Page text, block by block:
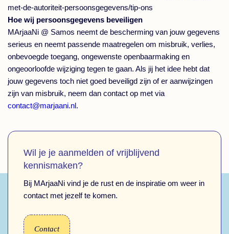
met-de-autoriteit-persoonsgegevens/tip-ons
Hoe wij persoonsgegevens beveiligen
MArjaaNi @ Samos neemt de bescherming van jouw gegevens
serieus en neemt passende maatregelen om misbruik, verlies,
onbevoegde toegang, ongewenste openbaarmaking en
ongeoorloofde wijziging tegen te gaan. Als jij het idee hebt dat
jouw gegevens toch niet goed beveiligd zijn of er aanwijzingen
zijn van misbruik, neem dan contact op met via
contact@marjaani.nl.
Wil je je aanmelden of vrijblijvend
kennismaken?
Bij MArjaaNi vind je de rust en de inspiratie om weer in
contact met jezelf te komen.
Contact